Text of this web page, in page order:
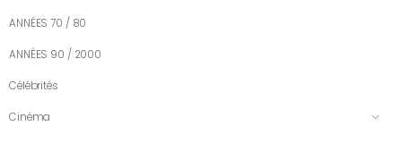
ANNÉES 70 / 80
ANNÉES 90 / 2000
Célébrités
Cinéma